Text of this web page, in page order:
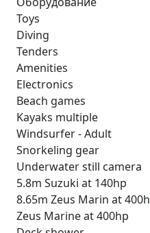
Toys
Diving
Tenders
Amenities
Electronics
Beach games
Kayaks multiple
Windsurfer - Adult
Snorkeling gear
Underwater still camera
5.8m Suzuki at 140hp
8.65m Zeus Marin at
Zeus Marine at 400hp